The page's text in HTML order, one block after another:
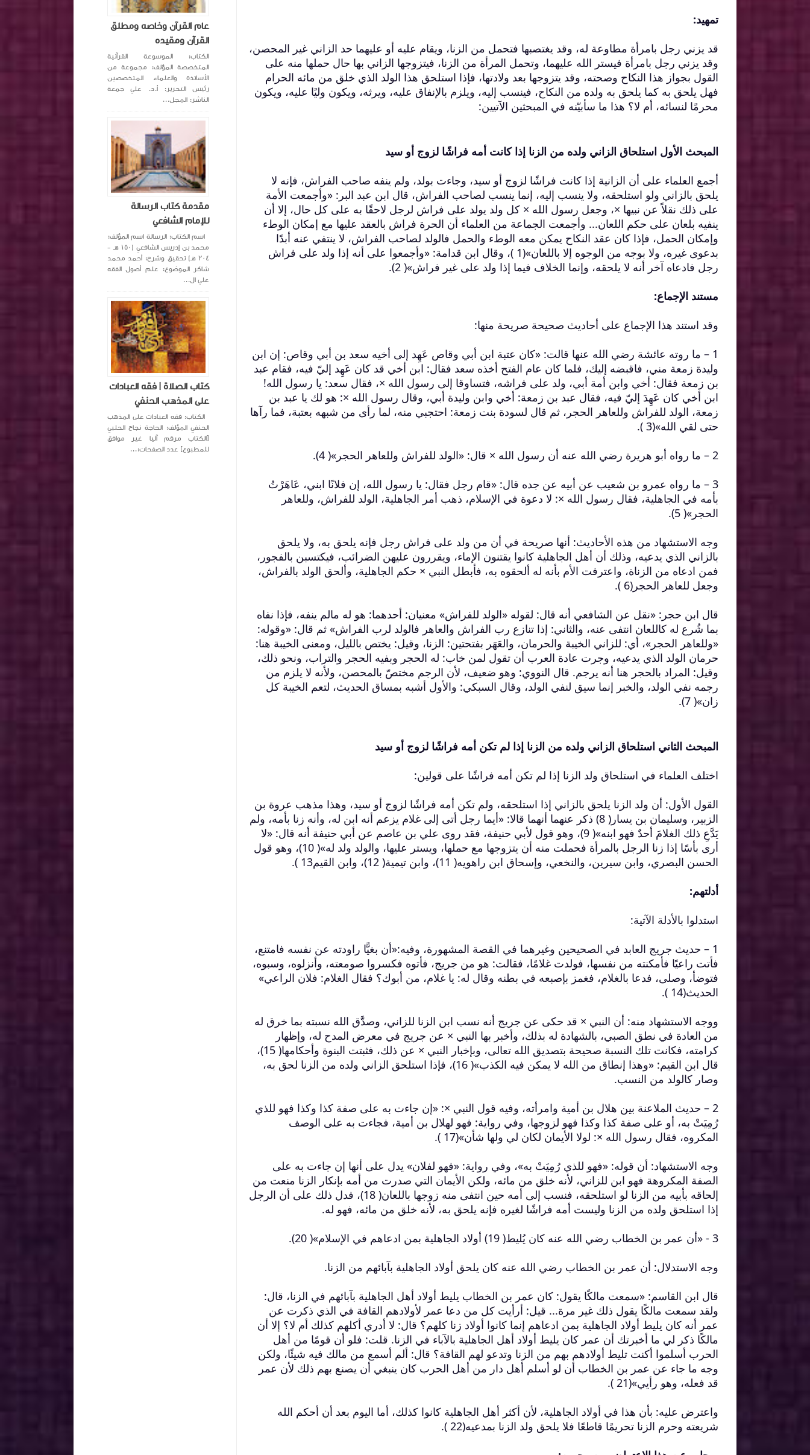
تمهيد:
قد يزني رجل بامرأة مطاوعة له، وقد يغتصبها فتحمل من الزنا، ويقام عليه أو عليهما حد الزاني غير المحصن،
وقد يزني رجل بامرأة فيستر الله عليهما، وتحمل المرأة من الزنا، فيتزوجها الزاني بها حال حملها منه على
القول بجواز هذا النكاح وصحته، وقد يتزوجها بعد ولادتها، فإذا استلحق هذا الولد الذي خلق من مائه الحرام
فهل يلحق به كما يلحق به ولده من النكاح، فينسب إليه، ويلزم بالإنفاق عليه، ويرثه، ويكون وليًا عليه، ويكون
محرمًا لنسائه، أم لا؟ هذا ما سأبيّنه في المبحثين الآتيين:
المبحث الأول استلحاق الزاني ولده من الزنا إذا كانت أمه فراشًا لزوج أو سيد
أجمع العلماء على أن الزانية إذا كانت فراشًا لزوج أو سيد، وجاءت بولد، ولم ينفه صاحب الفراش، فإنه لا
يلحق بالزاني ولو استلحقه، ولا ينسب إليه، إنما ينسب لصاحب الفراش، قال ابن عبد البر: «وأجمعت الأمة
على ذلك نقلاً عن نبيها ×، وجعل رسول الله × كل ولد يولد على فراش لرجل لاحقًا به على كل حال، إلا أن
ينفيه بلعان على حكم اللعان... وأجمعت الجماعة من العلماء أن الحرة فراش بالعقد عليها مع إمكان الوطء
وإمكان الحمل، فإذا كان عقد النكاح يمكن معه الوطء والحمل فالولد لصاحب الفراش، لا ينتفي عنه أبدًا
بدعوى غيره، ولا بوجه من الوجوه إلا باللعان»(1 )، وقال ابن قدامة: «وأجمعوا على أنه إذا ولد على فراش
رجل فادعاه آخر أنه لا يلحقه، وإنما الخلاف فيما إذا ولد على غير فراش»( 2).
مستند الإجماع:
وقد استند هذا الإجماع على أحاديث صحيحة صريحة منها:
1 – ما روته عائشة رضي الله عنها قالت: «كان عتبة ابن أبي وقاص عَهِد إلى أخيه سعد بن أبي وقاص: إن ابن
وليدة زمعة مني، فاقبضه إليك، فلما كان عام الفتح أخذه سعد فقال: ابن أخي قد كان عَهِد إليّ فيه، فقام عبد
بن زمعة فقال: أخي وابن أمة أبي، ولد على فراشه، فتساوقا إلى رسول الله ×، فقال سعد: يا رسول الله!
ابن أخي كان عَهِدَ إليّ فيه، فقال عبد بن زمعة: أخي وابن وليدة أبي، وقال رسول الله ×: هو لك يا عبد بن
زمعة، الولد للفراش وللعاهر الحجر، ثم قال لسودة بنت زمعة: احتجبي منه، لما رأى من شبهه بعتبة، فما رآها
حتى لقي الله»(3 ).
2 – ما رواه أبو هريرة رضي الله عنه أن رسول الله × قال: «الولد للفراش وللعاهر الحجر»( 4).
3 – ما رواه عمرو بن شعيب عن أبيه عن جده قال: «قام رجل فقال: يا رسول الله، إن فلانًا ابني، عَاهَرْتُ
بأمه في الجاهلية، فقال رسول الله ×: لا دعوة في الإسلام، ذهب أمر الجاهلية، الولد للفراش، وللعاهر
الحجر»( 5).
وجه الاستشهاد من هذه الأحاديث: أنها صريحة في أن من ولد على فراش رجل فإنه يلحق به، ولا يلحق
بالزاني الذي يدعيه، وذلك أن أهل الجاهلية كانوا يقتنون الإماء، ويقررون عليهن الضرائب، فيكتسبن بالفجور،
فمن ادعاه من الزناة، واعترفت الأم بأنه له ألحقوه به، فأبطل النبي × حكم الجاهلية، وألحق الولد بالفراش،
وجعل للعاهر الحجر(6 ).
قال ابن حجر: «نقل عن الشافعي أنه قال: لقوله «الولد للفراش» معنيان: أحدهما: هو له مالم ينفه، فإذا نفاه
بما شُرع له كاللعان انتفى عنه، والثاني: إذا تنازع رب الفراش والعاهر فالولد لرب الفراش» ثم قال: «وقوله:
«وللعاهر الحجر»، أي: للزاني الخيبة والحرمان، والعَهَر بفتحتين: الزنا، وقيل: يختص بالليل، ومعنى الخيبة هنا:
حرمان الولد الذي يدعيه، وجرت عادة العرب أن تقول لمن خاب: له الحجر وبفيه الحجر والتراب، ونحو ذلك،
وقيل: المراد بالحجر هنا أنه يرجم. قال النووي: وهو ضعيف، لأن الرجم مختصّ بالمحصن، ولأنه لا يلزم من
رجمه نفي الولد، والخبر إنما سيق لنفي الولد، وقال السبكي: والأول أشبه بمساق الحديث، لتعم الخيبة كل
زان»( 7).
المبحث الثاني استلحاق الزاني ولده من الزنا إذا لم تكن أمه فراشًا لزوج أو سيد
اختلف العلماء في استلحاق ولد الزنا إذا لم تكن أمه فراشًا على قولين:
القول الأول: أن ولد الزنا يلحق بالزاني إذا استلحقه، ولم تكن أمه فراشًا لزوج أو سيد، وهذا مذهب عروة بن
الزبير، وسليمان بن يسار( 8) ذكر عنهما أنهما قالا: «أيما رجل أتى إلى غلام يزعم أنه ابن له، وأنه زنا بأمه، ولم
يَدَّعِ ذلك الغلامَ أحدٌ فهو ابنه»( 9)، وهو قول لأبي حنيفة، فقد روى علي بن عاصم عن أبي حنيفة أنه قال: «لا
أرى بأسًا إذا زنا الرجل بالمرأة فحملت منه أن يتزوجها مع حملها، ويستر عليها، والولد ولد له»( 10)، وهو قول
الحسن البصري، وابن سيرين، والنخعي، وإسحاق ابن راهويه( 11)، وابن تيمية( 12)، وابن القيم13 ).
أدلتهم:
استدلوا بالأدلة الآتية:
1 – حديث جريج العابد في الصحيحين وغيرهما في القصة المشهورة، وفيه:«أن بغيًّا راودته عن نفسه فامتنع،
فأتت راعيًا فأمكنته من نفسها، فولدت غلامًا، فقالت: هو من جريج، فأتوه فكسروا صومعته، وأنزلوه، وسبوه،
فتوضأ، وصلى، فدعا بالغلام، فغمز بإصبعه في بطنه وقال له: يا غلام، من أبوك؟ فقال الغلام: فلان الراعي»
الحديث(14 ).
ووجه الاستشهاد منه: أن النبي × قد حكى عن جريج أنه نسب ابن الزنا للزاني، وصدَّق الله نسبته بما خرق له
من العادة في نطق الصبي، بالشهادة له بذلك، وأخبر بها النبي × عن جريج في معرض المدح له، وإظهار
كرامته، فكانت تلك النسبة صحيحة بتصديق الله تعالى، وبإخبار النبي × عن ذلك، فثبتت البنوة وأحكامها( 15)،
قال ابن القيم: «وهذا إنطاق من الله لا يمكن فيه الكذب»( 16)، فإذا استلحق الزاني ولده من الزنا لحق به،
وصار كالولد من النسب.
2 – حديث الملاعنة بين هلال بن أمية وامرأته، وفيه قول النبي ×: «إن جاءت به على صفة كذا وكذا فهو للذي
رُمِيَتْ به، أو على صفة كذا وكذا فهو لزوجها، وفي رواية: فهو لهلال بن أمية، فجاءت به على الوصف
المكروه، فقال رسول الله ×: لولا الأيمان لكان لي ولها شأن»(17 ).
وجه الاستشهاد: أن قوله: «فهو للذي رُمِيَتْ به»، وفي رواية: «فهو لفلان» يدل على أنها إن جاءت به على
الصفة المكروهة فهو ابن للزاني، لأنه خلق من مائه، ولكن الأيمان التي صدرت من أمه بإنكار الزنا منعت من
إلحاقه بأبيه من الزنا لو استلحقه، فنسب إلى أمه حين انتفى منه زوجها باللعان( 18)، فدل ذلك على أن الرجل
إذا استلحق ولده من الزنا وليست أمه فراشًا لغيره فإنه يلحق به، لأنه خلق من مائه، فهو له.
3 - «أن عمر بن الخطاب رضي الله عنه كان يُليط( 19) أولاد الجاهلية بمن ادعاهم في الإسلام»( 20).
وجه الاستدلال: أن عمر بن الخطاب رضي الله عنه كان يلحق أولاد الجاهلية بآبائهم من الزنا.
قال ابن القاسم: «سمعت مالكًا يقول: كان عمر بن الخطاب يليط أولاد أهل الجاهلية بآبائهم في الزنا، قال:
ولقد سمعت مالكًا يقول ذلك غير مرة... قيل: أرأيت كل من دعا عمر لأولادهم القافة في الذي ذكرت عن
عمر أنه كان يليط أولاد الجاهلية بمن ادعاهم إنما كانوا أولاد زنا كلهم؟ قال: لا أدري أكلهم كذلك أم لا؟ إلا أن
مالكًا ذكر لي ما أخبرتك أن عمر كان يليط أولاد أهل الجاهلية بالآباء في الزنا. قلت: فلو أن قومًا من أهل
الحرب أسلموا أكنت تليط أولادهم بهم من الزنا وتدعو لهم القافة؟ قال: ألم أسمع من مالك فيه شيئًا، ولكن
وجه ما جاء عن عمر بن الخطاب أن لو أسلم أهل دار من أهل الحرب كان ينبغي أن يصنع بهم ذلك لأن عمر
قد فعله، وهو رأيي»(21 ).
واعترض عليه: بأن هذا في أولاد الجاهلية، لأن أكثر أهل الجاهلية كانوا كذلك، أما اليوم بعد أن أحكم الله
شريعته وحرم الزنا تحريمًا قاطعًا فلا يلحق ولد الزنا بمدعيه(22 ).
عام القرآن وخاصه ومطلق
القرآن ومقيده
الكتاب: الموسوعة القرآنية
المتخصصة المؤلف: مجموعة من
الأساتذة والعلماء المتخصصين
رئيس التحرير: أ.د. علي جمعة
الناشر: المجل...
مقدمة كتاب الرسالة
للإمام الشافعي
اسم الكتاب: الرسالة اسم المؤلف:
محمد بن إدريس الشافعي (١٥٠ هـ -
٢٠٤ هـ) تحقيق وشرح: أحمد محمد
شاكر الموضوع: علم أصول الفقه
علي ال...
كتاب الصلاة | فقه العبادات
على المذهب الحنفي
الكتاب: فقه العبادات على المذهب
الحنفي المؤلف: الحاجة نجاح الحلبي
[الكتاب مرقم آليا غير موافق
للمطبوع] عدد الصفحات:...